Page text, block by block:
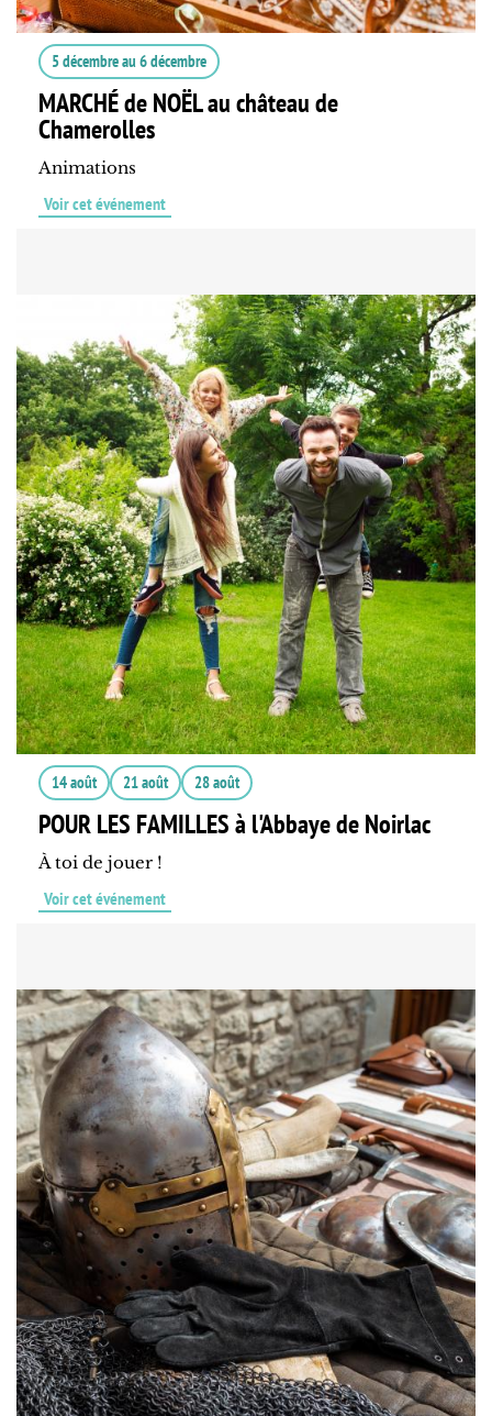
5 décembreau6 décembre
MARCHÉ de NOËL au château de
Chamerolles
Animations
Voir cet événement
14 août 21 août 28 août
POUR LES FAMILLES à l'Abbaye de Noirlac
À toi de jouer !
Voir cet événement